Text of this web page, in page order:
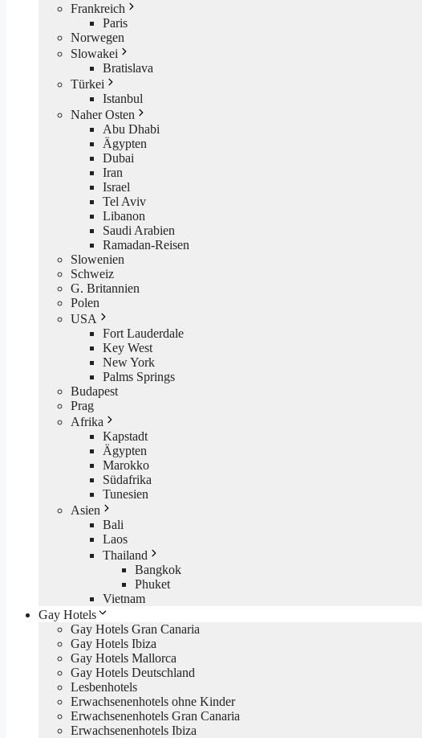
Frankreich
Paris
Norwegen
Slowakei
Bratislava
Türkei
Istanbul
Naher Osten
Abu Dhabi
Ägypten
Dubai
Iran
Israel
Tel Aviv
Libanon
Saudi Arabien
Ramadan-Reisen
Slowenien
Schweiz
G. Britannien
Polen
USA
Fort Lauderdale
Key West
New York
Palms Springs
Budapest
Prag
Afrika
Kapstadt
Ägypten
Marokko
Südafrika
Tunesien
Asien
Bali
Laos
Thailand
Bangkok
Phuket
Vietnam
Gay Hotels
Gay Hotels Gran Canaria
Gay Hotels Ibiza
Gay Hotels Mallorca
Gay Hotels Deutschland
Lesbenhotels
Erwachsenenhotels ohne Kinder
Erwachsenenhotels Gran Canaria
Erwachsenenhotels Ibiza